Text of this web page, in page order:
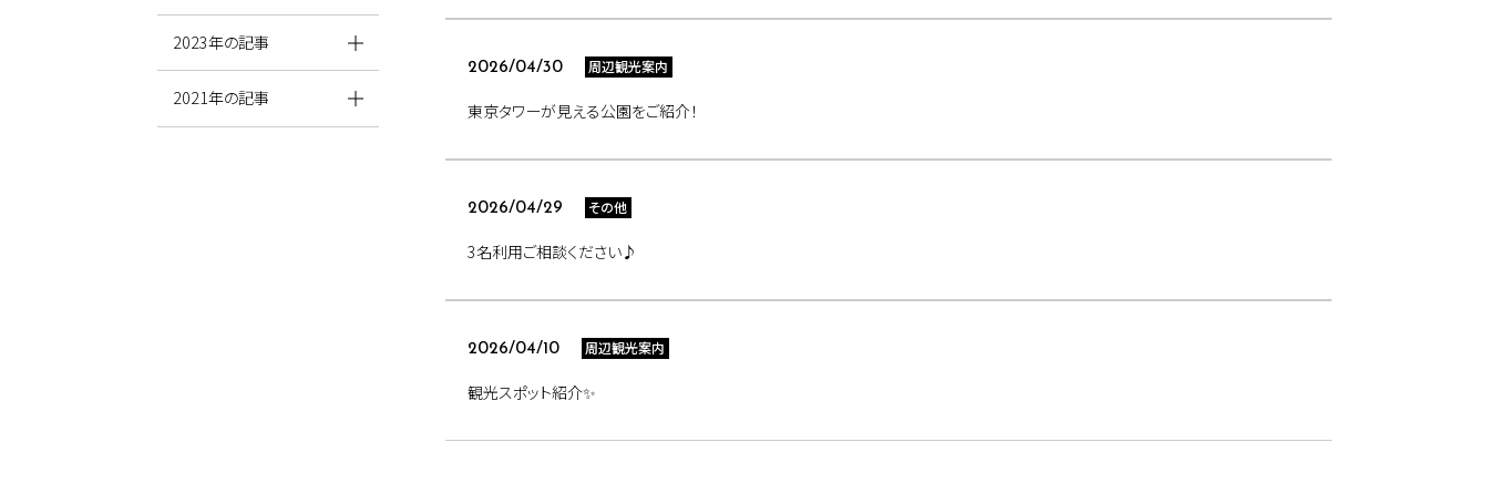
2026/04/30 周辺観光案内
東京タワーが見える公園をご紹介！
2026/04/29 その他
3名利用ご相談ください♪
2026/04/10 周辺観光案内
観光スポット紹介✨
2023年の記事
2021年の記事